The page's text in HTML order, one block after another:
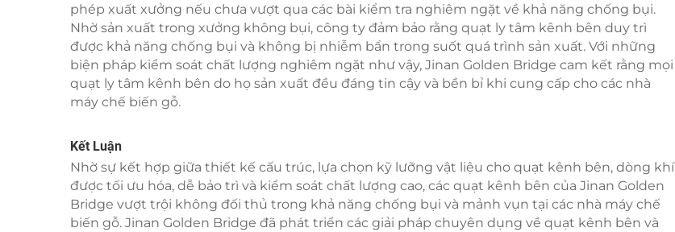
phép xuất xưởng nếu chưa vượt qua các bài kiểm tra nghiêm ngặt về khả năng chống bụi.
Nhờ sản xuất trong xưởng không bụi, công ty đảm bảo rằng quạt ly tâm kênh bên duy trì
được khả năng chống bụi và không bị nhiễm bẩn trong suốt quá trình sản xuất. Với những
biện pháp kiểm soát chất lượng nghiêm ngặt như vậy, Jinan Golden Bridge cam kết rằng mọi
quạt ly tâm kênh bên do họ sản xuất đều đáng tin cậy và bền bỉ khi cung cấp cho các nhà
máy chế biến gỗ.
Kết Luận
Nhờ sự kết hợp giữa thiết kế cấu trúc, lựa chọn kỹ lưỡng vật liệu cho quạt kênh bên, dòng khí
được tối ưu hóa, dễ bảo trì và kiểm soát chất lượng cao, các quạt kênh bên của Jinan Golden
Bridge vượt trội không đối thủ trong khả năng chống bụi và mảnh vụn tại các nhà máy chế
biến gỗ. Jinan Golden Bridge đã phát triển các giải pháp chuyên dụng về quạt kênh bên và